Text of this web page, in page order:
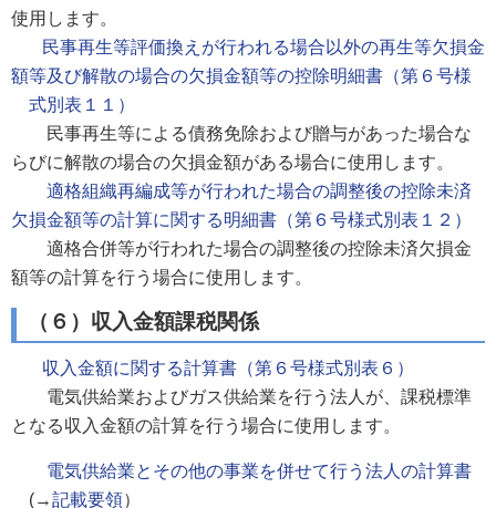
使用します。
民事再生等評価換えが行われる場合以外の再生等欠損金
額等及び解散の場合の欠損金額等の控除明細書（第６号様
式別表１１）
民事再生等による債務免除および贈与があった場合な
らびに解散の場合の欠損金額がある場合に使用します。
適格組織再編成等が行われた場合の調整後の控除未済
欠損金額等の計算に関する明細書（第６号様式別表１２）
適格合併等が行われた場合の調整後の控除未済欠損金
額等の計算を行う場合に使用します。
（６）収入金額課税関係
収入金額に関する計算書（第６号様式別表６）
電気供給業およびガス供給業を行う法人が、課税標準
となる収入金額の計算を行う場合に使用します。
電気供給業とその他の事業を併せて行う法人の計算書
(→記載要領）